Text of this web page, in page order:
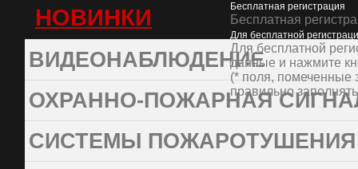
Бесплатная регистрация
Для бесплатной
"Отправить".
(* поля, помеченные
НОВИНКИ
ВИДЕОНАБЛЮДЕНИЕ
ОХРАННО-ПОЖАРНАЯ
СИСТЕМЫ ПОЖАРОТУШЕНИЯ
Бесплатная
Для бесплатной
данные и нажмите
(* поля, помеченные
правильно